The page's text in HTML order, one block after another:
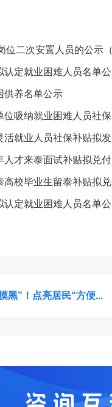
位二次安置人员的公示（
认定就业困难人员名单
供养名单公示
位吸纳就业困难人员社
活就业人员社保补贴拟
才来泰面试补贴拟兑
校毕业生留泰补贴拟
认定就业困难人员名单
”！点亮居民“方便...